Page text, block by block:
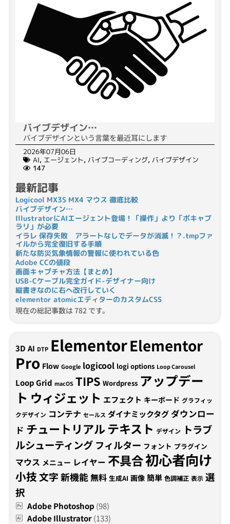
バイブデザイン…
バイブデザインという言葉を最近耳にします
2026年07月06日
AI, エージェント, バイブコーディング, バイブデザイン
147
最新記事
Logicool MX3S MX4 マウス 徹底比較
バイブデザイン…
IllustratorにAIエージェント登場！「操作」より「ボキャブ
ラリ」が必要
イラレ 保存失敗 アラートなしでデータが消滅！？.tmpファ
イルから完全復旧する手順
新たな防災気象情報の警報に使われている色
Adobe CCの値段
画面キャプチャ方法【まとめ】
USB-Cケーブル完全ガイド-デザイナー向け
縦書きなのに右へ改行していく
elementor atomicエディターのカスタムCSS
現在の総記事数は 782 です。
3D AI DTP ElementorElementor
Pro Flow Google logicool logi options Loop Carousel
Loop Grid macOS TIPS Wordpress アップデー
ト ウィジェット エフェクト キーボード グラフィッ
クデザイン コンテナ セールス ダイナミックタグダウンロー
ド チュートリアルテキスト デザイン トラブ
ルシューティング フィルター フォント プラグイン
マウス メニュー レイヤー 不具合初心者向け
小技文字新機能無料 生成AI 画像 簡単 色調補正 表示 選
択
Adobe Photoshop (98)
Adobe Illustrator(133)